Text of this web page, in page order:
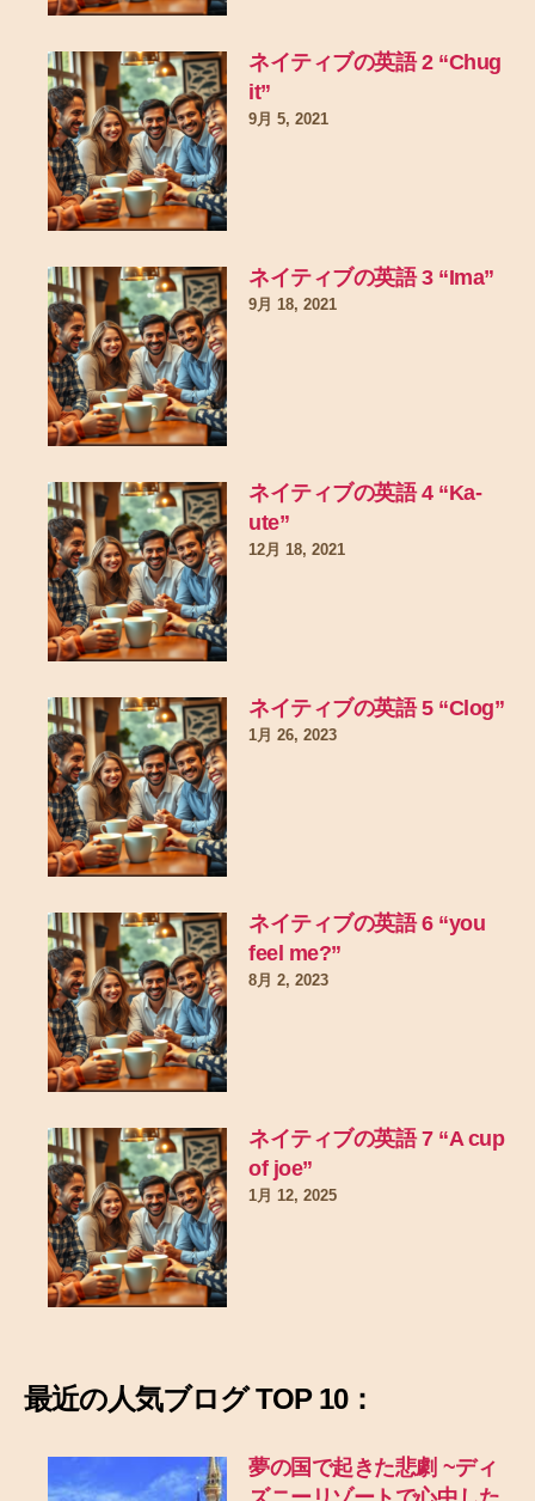
ネイティブの英語 2 “Chug
it”
9月 5, 2021
ネイティブの英語 3 “Ima”
9月 18, 2021
ネイティブの英語 4 “Ka-
ute”
12月 18, 2021
ネイティブの英語 5 “Clog”
1月 26, 2023
ネイティブの英語 6 “you
feel me?”
8月 2, 2023
ネイティブの英語 7 “A cup
of joe”
1月 12, 2025
最近の人気ブログ TOP 10：
夢の国で起きた悲劇 ~ディ